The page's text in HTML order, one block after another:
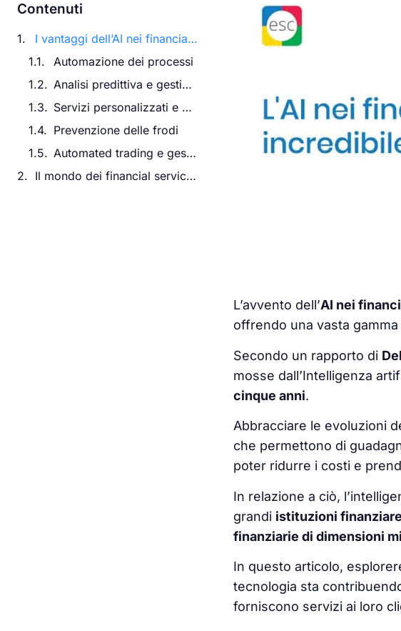
Contenuti
I vantaggi dell’AI nei financial services
Automazione dei processi
Analisi predittiva e gestione del rischio
Servizi personalizzati e customer experience
Prevenzione delle frodi
Automated trading e gestione degli investimenti
Il mondo dei financial services potenziato dall’AI
L’avvento dell’AI nei
offrendo una vasta
Secondo un rapporto di
mosse dall’Intelligenza
cinque anni.
Abbracciare le evoluzioni
che permettono di
poter ridurre i costi e
In relazione a ciò,
grandi istituzioni
finanziarie di dimensioni
In questo articolo,
tecnologia sta
forniscono servizi ai loro